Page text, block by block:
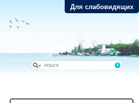
Для слабовидящих